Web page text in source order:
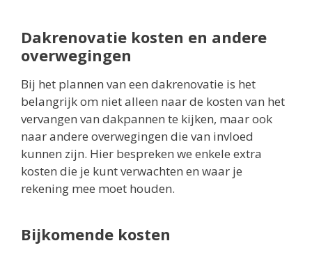
Dakrenovatie kosten en andere
overwegingen
Bij het plannen van een dakrenovatie is het
belangrijk om niet alleen naar de kosten van het
vervangen van dakpannen te kijken, maar ook
naar andere overwegingen die van invloed
kunnen zijn. Hier bespreken we enkele extra
kosten die je kunt verwachten en waar je
rekening mee moet houden.
Bijkomende kosten